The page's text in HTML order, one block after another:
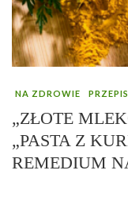
NA ZDROWIE
„ZŁOTE
„PASTA Z
REMEDIUM